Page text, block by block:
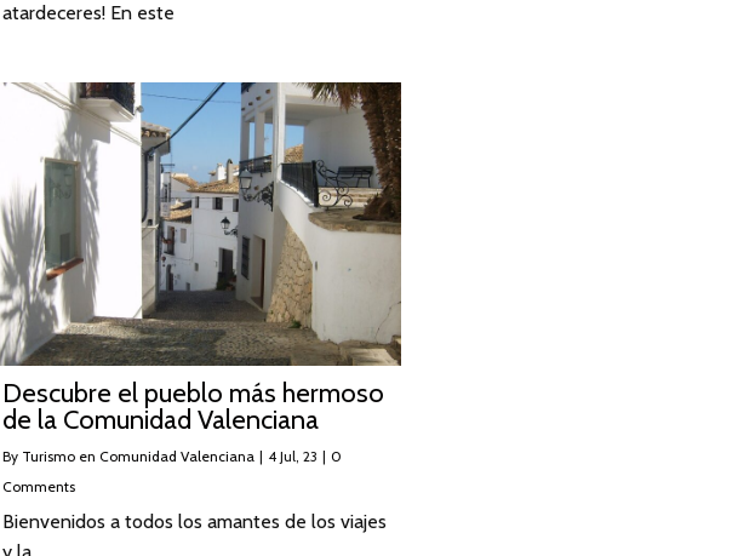
atardeceres! En este
Descubre el pueblo más hermoso
de la Comunidad Valenciana
By Turismo en Comunidad Valenciana | 4 Jul, 23 | 0
Comments
Bienvenidos a todos los amantes de los viajes